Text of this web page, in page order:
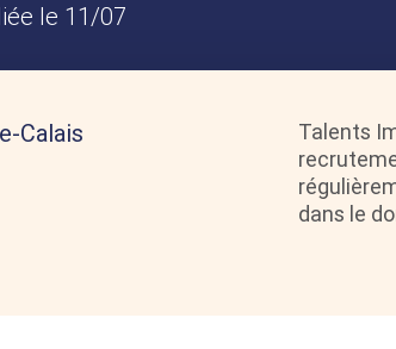
le 11/07
Calais
Talents
dans le